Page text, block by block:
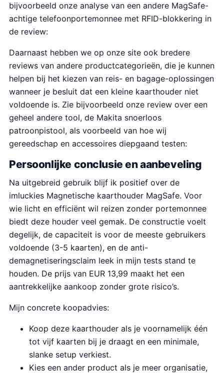
bijvoorbeeld onze analyse van een andere MagSafe-
achtige telefoonportemonnee met RFID-blokkering in
de review:
Daarnaast hebben we op onze site ook bredere
reviews van andere productcategorieën, die je kunnen
helpen bij het kiezen van reis- en bagage-oplossingen
wanneer je besluit dat een kleine kaarthouder niet
voldoende is. Zie bijvoorbeeld onze review over een
geheel andere tool, de Makita snoerloos
patroonpistool, als voorbeeld van hoe wij
gereedschap en accessoires diepgaand testen:
Persoonlijke conclusie en aanbeveling
Na uitgebreid gebruik blijf ik positief over de
imluckies Magnetische kaarthouder MagSafe. Voor
wie licht en efficiënt wil reizen zonder portemonnee
biedt deze houder veel gemak. De constructie voelt
degelijk, de capaciteit is voor de meeste gebruikers
voldoende (3-5 kaarten), en de anti-
demagnetiseringsclaim leek in mijn tests stand te
houden. De prijs van EUR 13,99 maakt het een
aantrekkelijke aankoop zonder grote risico’s.
Mijn concrete koopadvies:
Koop deze kaarthouder als je voornamelijk één
tot vijf kaarten bij je draagt en een minimale,
slanke setup verkiest.
Kies een ander product als je meer organisatie,